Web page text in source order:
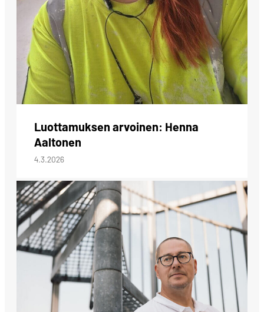
Luottamuksen arvoinen: Henna
Aaltonen
4.3.2026